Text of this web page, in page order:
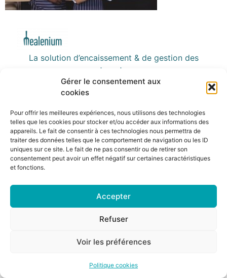
Gérer le consentement aux
cookies
Pour offrir les meilleures expériences, nous utilisons des technologies
telles que les cookies pour stocker et/ou accéder aux informations des
appareils. Le fait de consentir à ces technologies nous permettra de
traiter des données telles que le comportement de navigation ou les ID
uniques sur ce site. Le fait de ne pas consentir ou de retirer son
consentement peut avoir un effet négatif sur certaines caractéristiques
et fonctions.
Accepter
Refuser
Voir les préférences
Politique cookies
La solution d’encaissement & de gestion des
restaurateurs
Tous droits réservés